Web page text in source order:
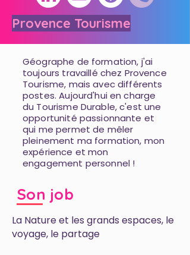
Provence Tourisme
Géographe de formation, j'ai
toujours travaillé chez Provence
Tourisme, mais avec différents
postes. Aujourd'hui en charge
du Tourisme Durable, c'est une
opportunité passionnante et
qui me permet de mêler
pleinement ma formation, mon
expérience et mon
engagement personnel !
Son job
La Nature et les grands espaces, le
voyage, le partage